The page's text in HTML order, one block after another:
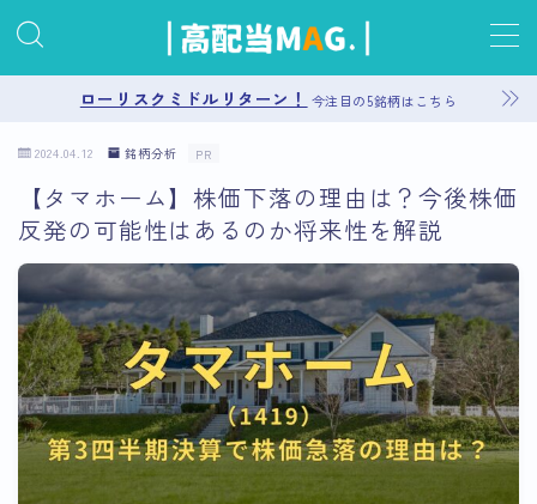
お問い合わせ
プライバシーポリシー
運営者情報
サイトマップ
ローリスクミドルリターン！ 今注目の5銘柄はこちら
2024.04.12 銘柄分析 PR
【タマホーム】株価下落の理由は？今後株価
反発の可能性はあるのか将来性を解説